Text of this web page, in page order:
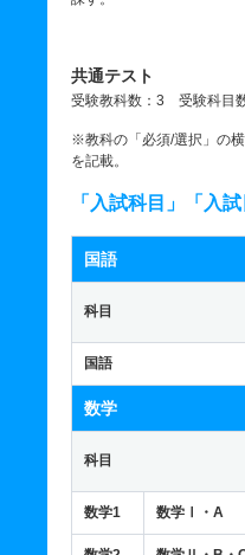
共通テスト
受験教科数：3 受験科目
※教科の「必須/選択」の
を記載。
「入試科目」「入
国語
科目
国語
数学
科目
数学1 数学Ⅰ・A